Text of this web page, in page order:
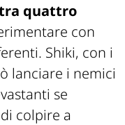
quattro
con
Shiki, con i
lanciare i nemici
se
colpire a